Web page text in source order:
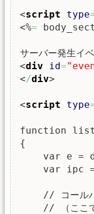
<script type
<%=
<div id=
</div>
<script type
function
{
var e =
var ipc
// コール
// （ここ